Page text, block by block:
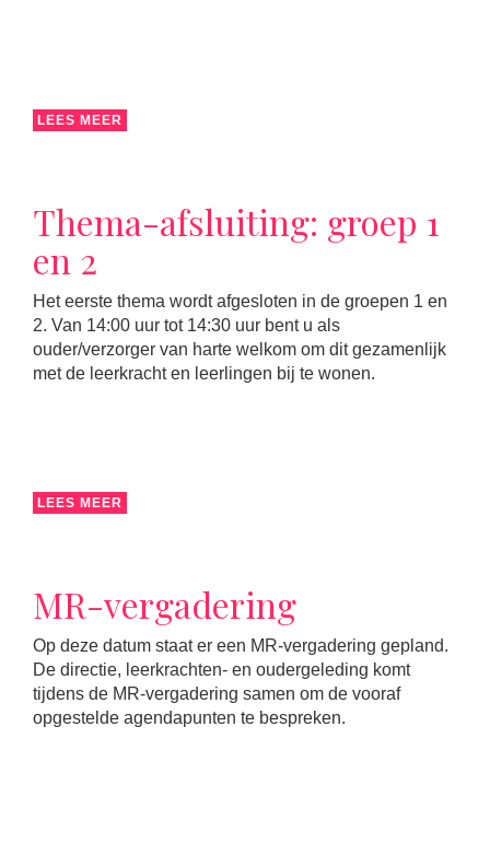
LEES MEER
Thema-afsluiting: groep 1
en 2
Het eerste thema wordt afgesloten in de groepen 1 en
2. Van 14:00 uur tot 14:30 uur bent u als
ouder/verzorger van harte welkom om dit gezamenlijk
met de leerkracht en leerlingen bij te wonen.
LEES MEER
MR-vergadering
Op deze datum staat er een MR-vergadering gepland.
De directie, leerkrachten- en oudergeleding komt
tijdens de MR-vergadering samen om de vooraf
opgestelde agendapunten te bespreken.